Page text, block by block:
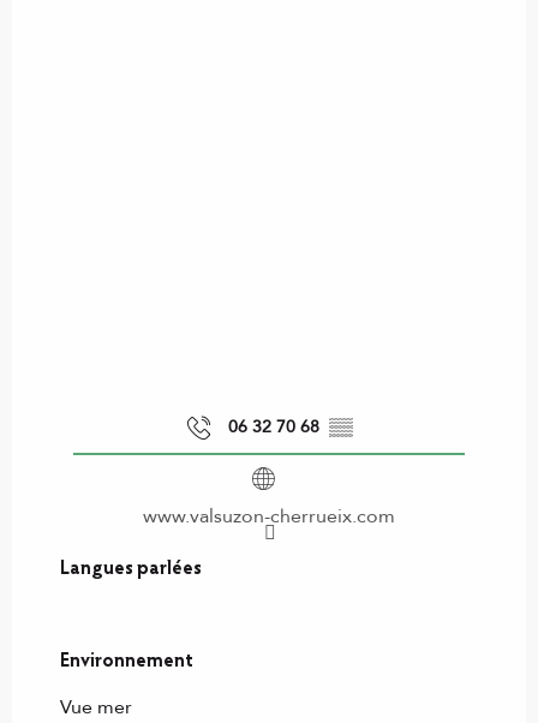
06 32 70 68 ▒▒
www.valsuzon-cherrueix.com
Langues parlées
Langues parlées
Environnement
Environnement
Vue mer